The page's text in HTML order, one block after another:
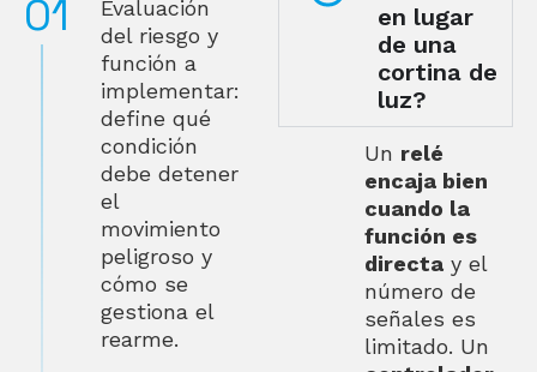
Evaluación
del riesgo y
función a
implementar:
define qué
condición
debe detener
el
movimiento
peligroso y
cómo se
gestiona el
rearme.
en lugar
de una
cortina de
luz?
Un relé
encaja bien
cuando la
función es
directay el
número de
señales es
limitado. Un